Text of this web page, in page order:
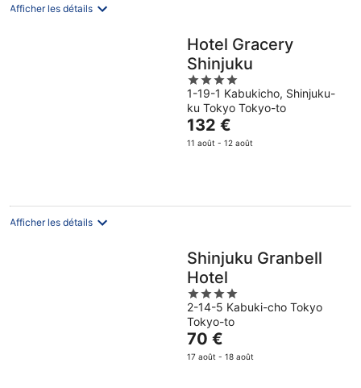
Afficher les détails
Hotel Gracery
Shinjuku
4
out
of
5
1-19-1 Kabukicho, Shinjuku-
ku Tokyo Tokyo-to
Le
prix
par
132 €
11 août - 12 août
Afficher les détails
Shinjuku Granbell
Hotel
4
out
of
5
2-14-5 Kabuki-cho Tokyo
Tokyo-to
Le
prix
70 €
17 août - 18 août